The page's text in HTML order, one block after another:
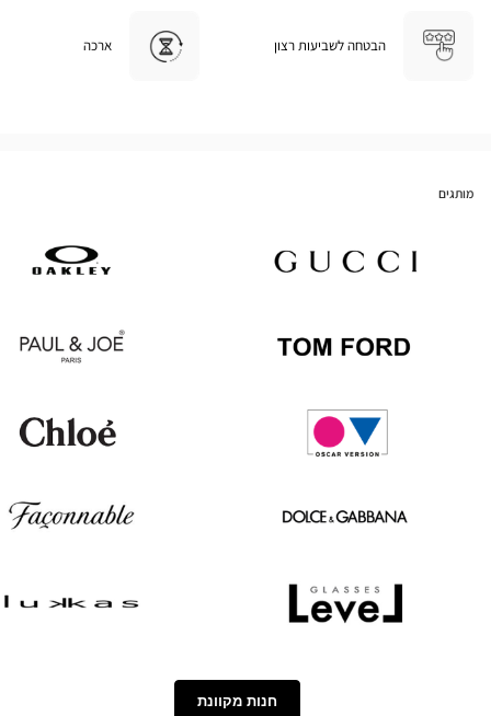
הבטחה לשביעות רצון ארכה
מותגים
חנות מקוונת